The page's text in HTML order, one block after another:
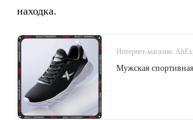
находка.
Интернет-магазин:
Мужская